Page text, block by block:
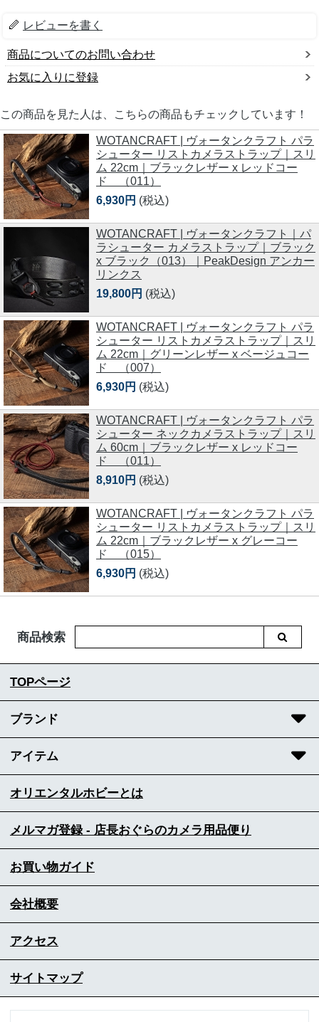
レビューを書く
商品についてのお問い合わせ
お気に入りに登録
この商品を見た人は、こちらの商品もチェックしています！
WOTANCRAFT | ヴォータンクラフト パラ
シューター リストカメラストラップ｜スリ
ム 22cm｜ブラックレザー x レッドコー
ド （011）
6,930円 (税込)
WOTANCRAFT | ヴォータンクラフト｜パ
ラシューター カメラストラップ｜ブラック
x ブラック（013）｜PeakDesign アンカー
リンクス
19,800円 (税込)
WOTANCRAFT | ヴォータンクラフト パラ
シューター リストカメラストラップ｜スリ
ム 22cm｜グリーンレザー x ベージュコー
ド （007）
6,930円 (税込)
WOTANCRAFT | ヴォータンクラフト パラ
シューター ネックカメラストラップ｜スリ
ム 60cm｜ブラックレザー x レッドコー
ド （011）
8,910円 (税込)
WOTANCRAFT | ヴォータンクラフト パラ
シューター リストカメラストラップ｜スリ
ム 22cm｜ブラックレザー x グレーコー
ド （015）
6,930円 (税込)
商品検索
TOPページ
ブランド
アイテム
オリエンタルホビーとは
メルマガ登録 - 店長おぐらのカメラ用品便り
お買い物ガイド
会社概要
アクセス
サイトマップ